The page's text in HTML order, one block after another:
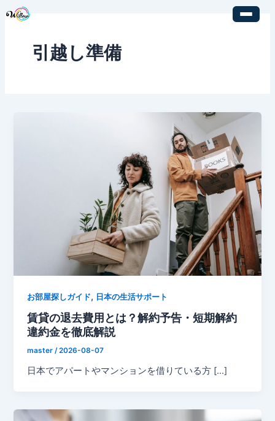
引越し準備
お部屋探しガイド, 日本の生活サポート
賃貸の退去費用とは？解約予告・短期解約
違約金を徹底解説
master/2026-08-07
日本でアパートやマンションを借りている方 […]